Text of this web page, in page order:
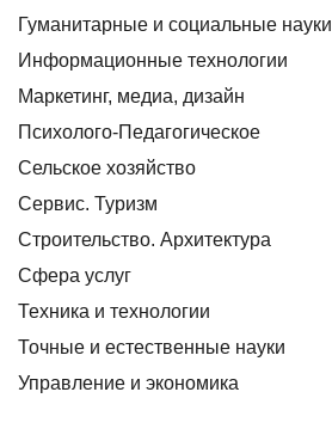
Гуманитарные и социальные науки
Информационные технологии
Маркетинг, медиа, дизайн
Психолого-Педагогическое
Сельское хозяйство
Сервис. Туризм
Строительство. Архитектура
Сфера услуг
Техника и технологии
Точные и естественные науки
Управление и экономика